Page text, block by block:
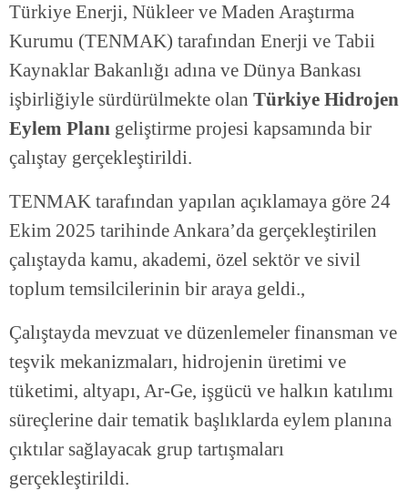
Türkiye Enerji, Nükleer ve Maden Araştırma
Kurumu (TENMAK) tarafından Enerji ve Tabii
Kaynaklar Bakanlığı adına ve Dünya Bankası
işbirliğiyle sürdürülmekte olan Türkiye Hidrojen
Eylem Planı geliştirme projesi kapsamında bir
çalıştay gerçekleştirildi.
TENMAK tarafından yapılan açıklamaya göre 24
Ekim 2025 tarihinde Ankara’da gerçekleştirilen
çalıştayda kamu, akademi, özel sektör ve sivil
toplum temsilcilerinin bir araya geldi.,
Çalıştayda mevzuat ve düzenlemeler finansman ve
teşvik mekanizmaları, hidrojenin üretimi ve
tüketimi, altyapı, Ar-Ge, işgücü ve halkın katılımı
süreçlerine dair tematik başlıklarda eylem planına
çıktılar sağlayacak grup tartışmaları
gerçekleştirildi.